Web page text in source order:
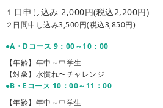
１日申し込み 2,000円(税込2,200円)
２日間申し込み3,500円(税込3,850円)
●A・Dコース 9：00～10：00
【年齢】年中～中学生
【対象】水慣れ〜チャレンジ
●B・Eコース 10：00～11：00
【年齢】年中～中学生